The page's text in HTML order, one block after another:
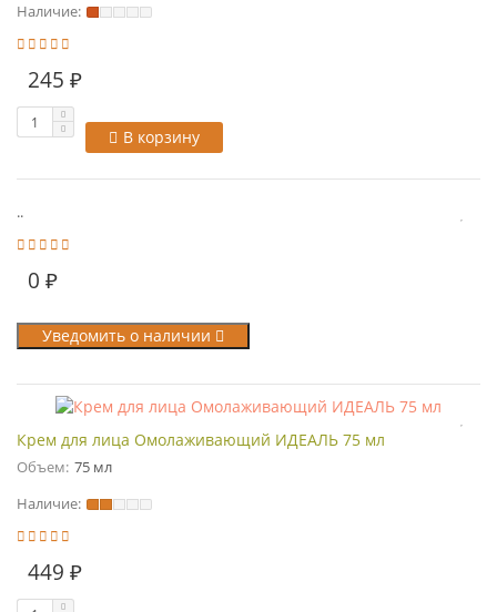
Наличие:
245 ₽
В корзину
..
0 ₽
Уведомить о наличии
Крем для лица Омолаживающий ИДЕАЛЬ 75 мл
Объем: 75 мл
Наличие:
449 ₽